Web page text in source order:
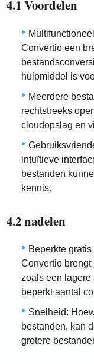
4.1 Voordelen
Convertio een
hulpmiddel is
Meerdere
rechtstreeks
cloudopslag en
intuïtieve
bestanden
kennis.
4.2 nadelen
Beperkte
Convertio brengt
zoals een lagere
beperkt aantal
Snelheid:
bestanden, kan
grotere